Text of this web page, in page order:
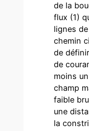
de la
flux (1)
lignes
chemin
de
de
moins
champ
faible
une
la